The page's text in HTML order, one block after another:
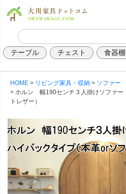
テーブル チェスト 食器棚
HOME リビング家具・収納
ソファー
ホルン 幅190センチ３人掛けソファ
トレザー）